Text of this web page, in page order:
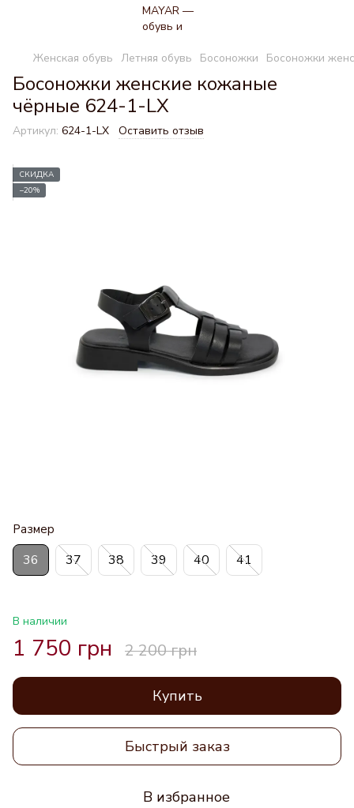
Женская обувь Летняя обувь Босоножки Босоножки
Босоножки женские кожаные
чёрные 624-1-LX
Артикул: 624-1-LX Оставить отзыв
СКИДКА
−20%
Размер
36 37 38 39 40 41
В наличии
1 750 грн 2 200 грн
Купить
Быстрый заказ
В избранное